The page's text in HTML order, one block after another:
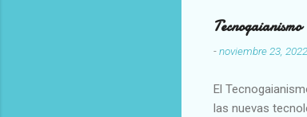
Tecnogaianismo
-noviembre 23, 2022
El
las nuevas